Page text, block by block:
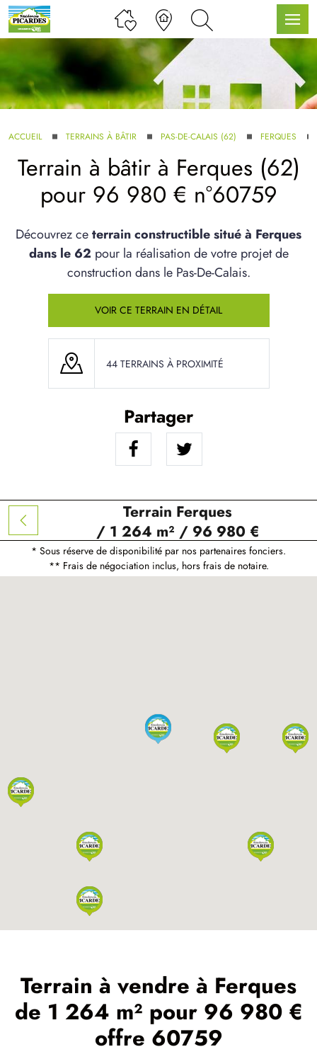
SERVICE BDL EXTENSION
ACCUEIL TERRAINS À BÂTIR PAS-DE-CALAIS (62) FERQUES
Terrain à bâtir à Ferques (62)
pour 96 980 € n°60759
Découvrez ceterrain constructible situé à Ferques
dans le 62 pour la réalisation de votre projet de
construction dans le Pas-De-Calais.
VOIR CE TERRAIN EN DÉTAIL
44 TERRAINS À PROXIMITÉ
Partager
Terrain Ferques
/ 1 264 m² / 96 980 €
* Sous réserve de disponibilité par nos partenaires fonciers.
** Frais de négociation inclus, hors frais de notaire.
Terrain à vendre à Ferques
de 1 264 m² pour 96 980 €
offre 60759